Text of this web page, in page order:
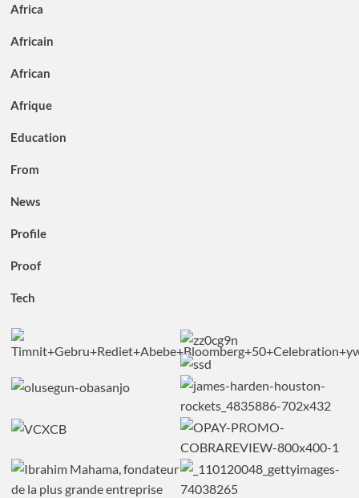
Africa
Africain
African
Afrique
Education
From
News
Profile
Proof
Tech